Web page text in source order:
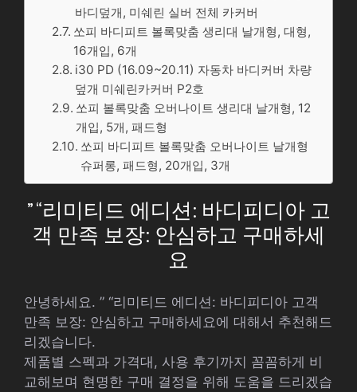
바디덮개, 미쉐린 실버 전체 카커버
쏘피 바디피트 볼록맞춤 생리대 날개형, 대형,
16개입, 6개
i30 PD (16.09~20.11) 자동차 바디커버 차량
덮개 미쉐린카커버 P2호
쏘피 볼록맞춤 오버나이트 생리대 날개형, 12
개입, 5개, 패드형
쏘피 바디피트 볼록맞춤 오버나이트 날개형
슈퍼롱, 패드형, 20개입, 3개
” “리미티드 에디션: 바디피디아 고
객 만족 보장: 안심하고 구매하세
요
안녕하세요. ” “리미티드 에디션: 바디피디아 고객
만족 보장: 안심하고 구매하세요에 대해서 추천해드
리겠습니다.
제품별 스펙과 가격대, 사용 후기까지 꼼꼼하게 비
교해보며 현명한 구매 결정을 위해 도움을 드리겠습